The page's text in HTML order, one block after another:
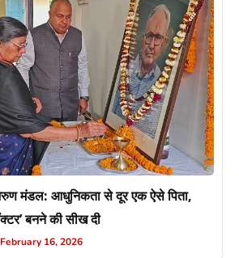
मंडल: आधुनिकता से दूर एक ऐसे पिता,
बनने की सीख दी
February 16, 2026